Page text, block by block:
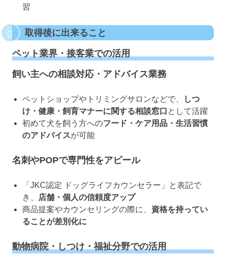
習
取得後に出来ること
ペット業界・接客業での活用
飼い主への相談対応・アドバイス業務
ペットショップやトリミングサロンなどで、
しつ
け・健康・飼育マナーに関する相談窓口 として活躍
初めて犬を飼う方へのフード・ケア用品・生活習慣
のアドバイスが可能
名刺やPOPで専門性をアピール
「JKC認定 ドッグライフカウンセラー」と表記で
き、
店舗・個人の信頼度アップ
商品提案やカウンセリングの際に、 資格を持ってい
ることが差別化に
動物病院・しつけ・福祉分野での活用